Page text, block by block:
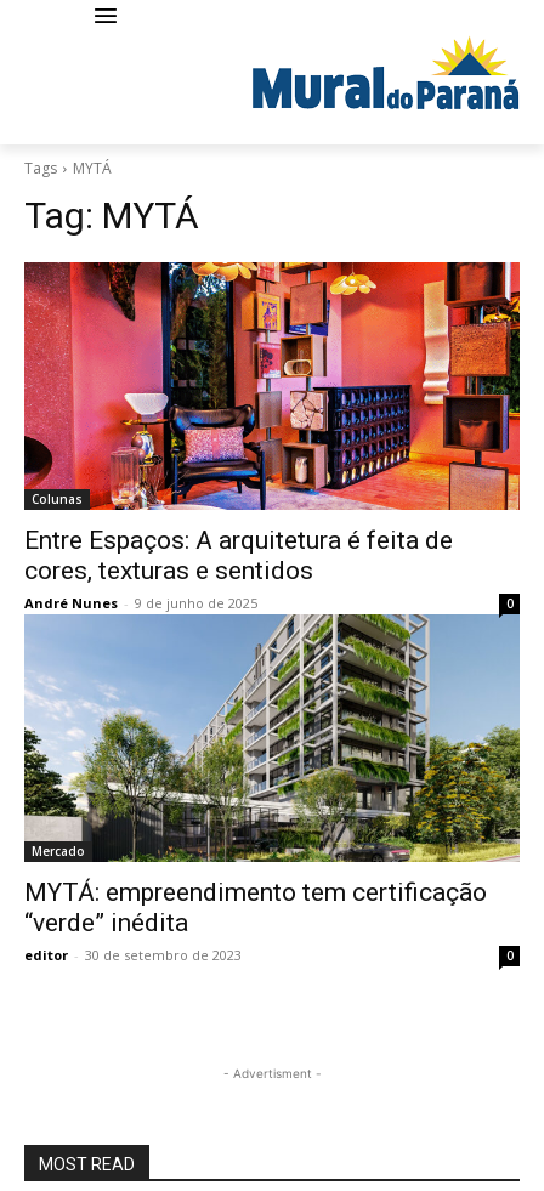
Tags MYTÁ
Tag: MYTÁ
Colunas
Entre Espaços: A arquitetura é feita de
cores, texturas e sentidos
André Nunes - 9 de junho de 2025 0
Mercado
MYTÁ: empreendimento tem certificação
“verde” inédita
editor - 30 de setembro de 2023 0
- Advertisment -
MOST READ